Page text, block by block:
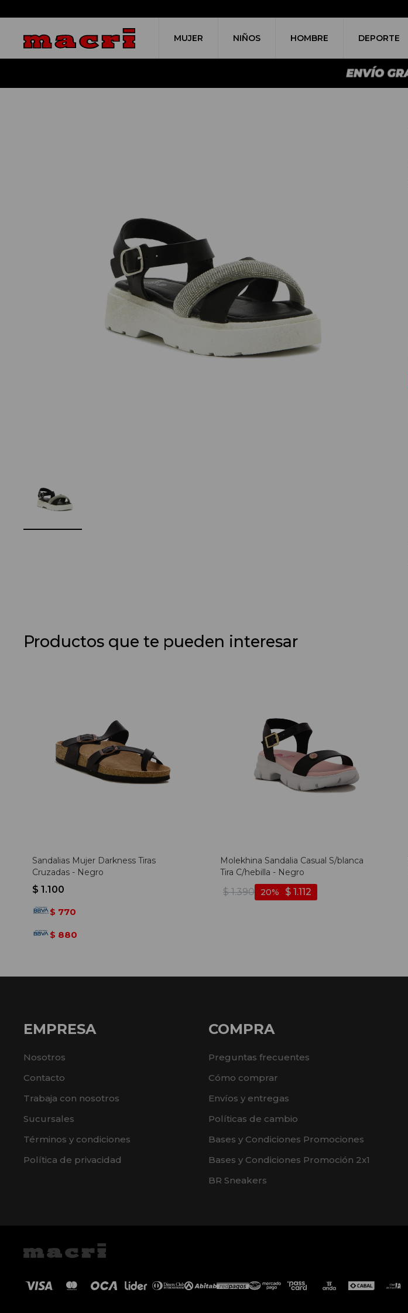
MUJER NIÑOS HOMBRE DEPORTE
Productos que te pueden interesar
Sandalias Mujer Darkness Tiras
Cruzadas - Negro
$ 1.100
$ 770
$ 880
Molekhina Sandalia Casual S/blanca
Tira C/hebilla - Negro
$ 1.390 $ 1.112
20
EMPRESA
Nosotros
Contacto
Trabaja con nosotros
Sucursales
Términos y condiciones
Política de privacidad
COMPRA
Preguntas frecuentes
Cómo comprar
Envíos y entregas
Políticas de cambio
Bases y Condiciones Promociones
Bases y Condiciones Promoción 2x1
BR Sneakers